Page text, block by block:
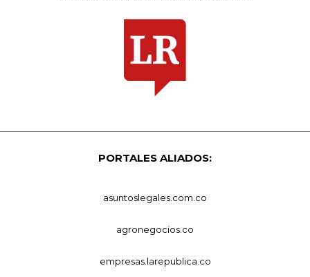
PORTALES ALIADOS:
asuntoslegales.com.co
agronegocios.co
empresas.larepublica.co